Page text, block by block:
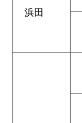
浜田